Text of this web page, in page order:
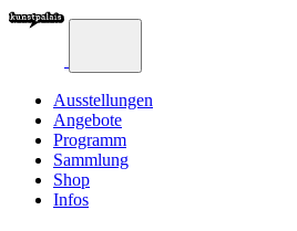
Ausstellungen
Angebote
Programm
Sammlung
Shop
Infos